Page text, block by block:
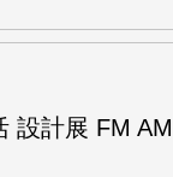
設計展 FM AM